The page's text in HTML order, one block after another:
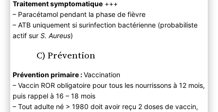
Traitement symptomatique+++
– Paracétamol pendant la phase de fièvre
– ATB uniquement si surinfection bactérienne (probabiliste
actif surS. Aureus)
C) Prévention
Prévention primaire :Vaccination
– Vaccin ROR obligatoire pour tous les nourrissons à 12 mois,
puis rappel à 16 – 18 mois
– Tout adulte né > 1980 doit avoir reçu 2 doses de vaccin,